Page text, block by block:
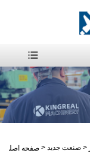
صفحه اصلی > > صنعت جدید